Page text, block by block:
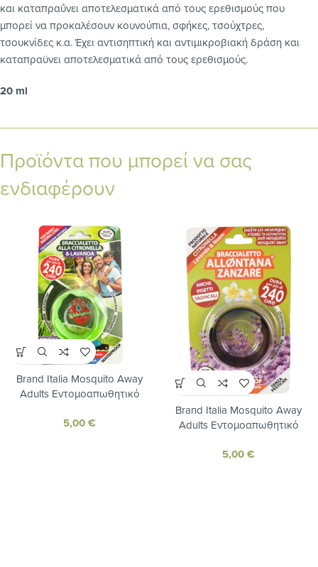
και καταπραΰνει αποτελεσματικά από τους ερεθισμούς που
μπορεί να προκαλέσουν κουνούπια, σφήκες, τσούχτρες,
τσουκνίδες κ.α. Έχει αντισηπτική και αντιμικροβιακή δράση και
καταπραϋνει αποτελεσματικά από τους ερεθισμούς.
20 ml
Προϊόντα που μπορεί να σας
ενδιαφέρουν
Brand Italia Mosquito Away
Adults Εντομοαπωθητικό
5,00€
Brand Italia Mosquito Away
Adults Εντομοαπωθητικό
5,00€